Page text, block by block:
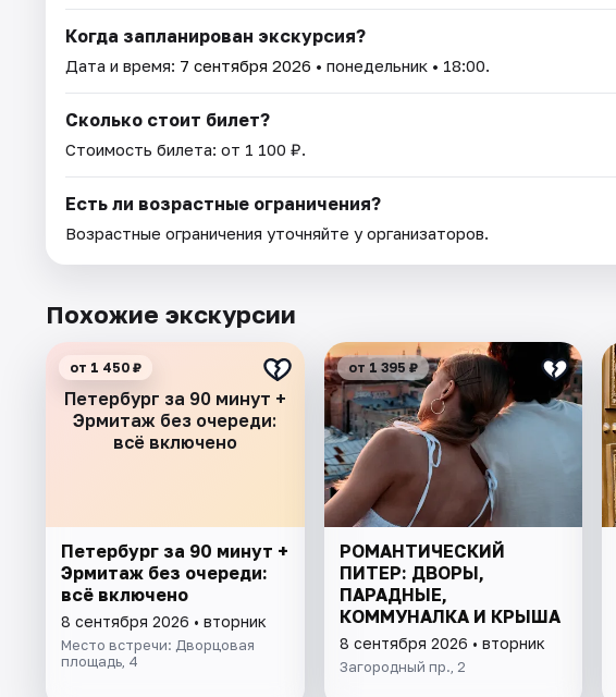
Когда запланирован экскурсия?
Дата и время: 7 сентября 2026 • понедельник • 18:00.
Сколько стоит билет?
Стоимость билета: от 1 100 ₽.
Есть ли возрастные ограничения?
Возрастные ограничения уточняйте у организаторов.
Похожие экскурсии
Петербург за 90 минут +
Эрмитаж без очереди:
всё включено
от 1 450 ₽
Петербург за 90 минут +
Эрмитаж без очереди:
всё включено
8 сентября 2026 • вторник
Место встречи: Дворцовая
площадь, 4
от 1 395 ₽
РОМАНТИЧЕСКИЙ
ПИТЕР: ДВОРЫ,
ПАРАДНЫЕ,
КОММУНАЛКА И КРЫША
8 сентября 2026 • вторник
Загородный пр., 2